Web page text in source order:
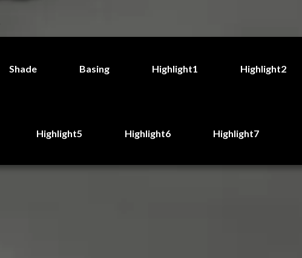
Shade Basing Highlight1 Highlight2
Highlight5 Highlight6 Highlight7